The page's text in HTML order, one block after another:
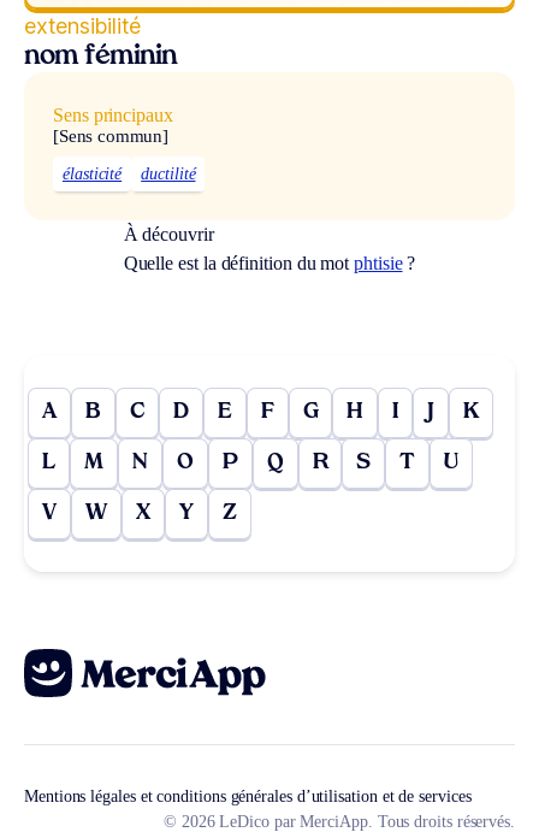
extensibilité
nom féminin
Sens principaux
[Sens commun]
élasticité ductilité
À découvrir
Quelle est la définition du motphtisie?
A B C D E F G H I J K
L M N O P Q R S T U
V W X Y Z
Mentions légales et conditions générales d’utilisation et de services
© 2026 LeDico par MerciApp. Tous droits réservés.